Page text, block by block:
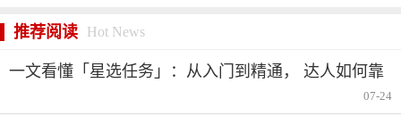
推荐阅读 Hot News
一文看懂「星选任务」：从入门到精通， 达人如何靠
07-24